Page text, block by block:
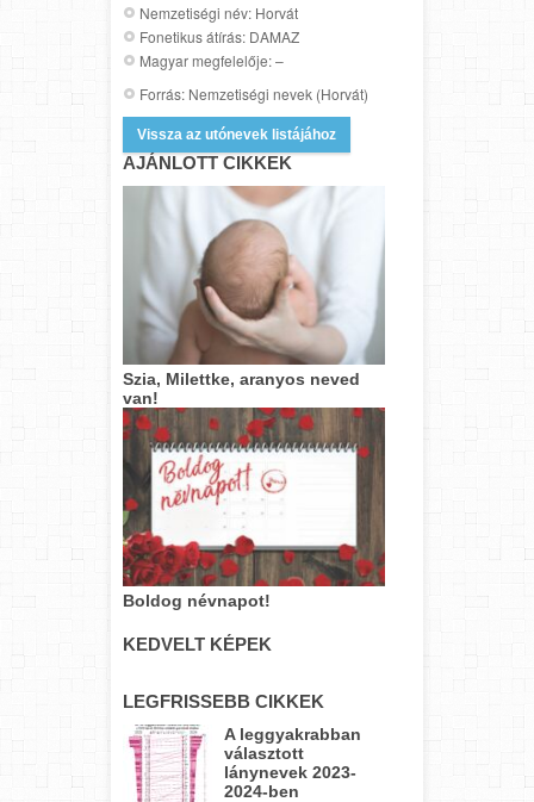
Nemzetiségi név: Horvát
Fonetikus átírás: DAMAZ
Magyar megfelelője: –
Forrás: Nemzetiségi nevek (Horvát)
Vissza az utónevek listájához
AJÁNLOTT CIKKEK
Szia, Milettke, aranyos neved
van!
Boldog névnapot!
KEDVELT KÉPEK
LEGFRISSEBB CIKKEK
A leggyakrabban
választott
lánynevek 2023-
2024-ben